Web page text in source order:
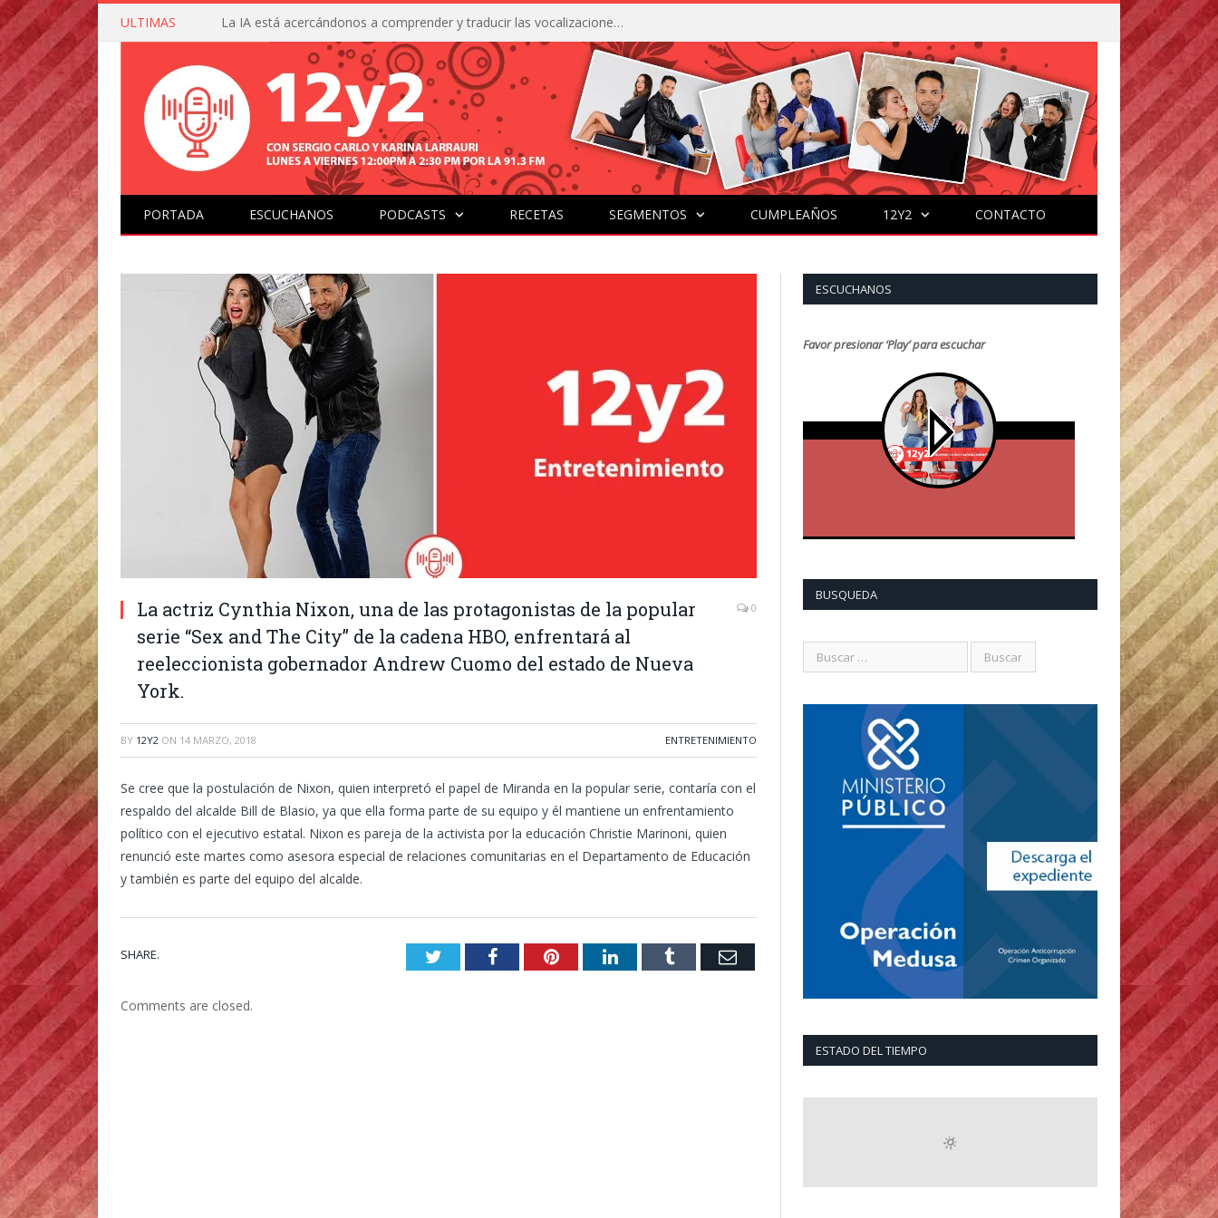
ULTIMAS La IA está acercándonos a comprender y traducir las vocalizaciones y comportamientos de nuestras mascotas
PORTADA ESCUCHANOS PODCASTS RECETAS SEGMENTOS CUMPLEAÑOS 12Y2 CONTACTO
La actriz Cynthia Nixon, una de las protagonistas de la popular
serie “Sex and The City” de la cadena HBO, enfrentará al
reeleccionista gobernador Andrew Cuomo del estado de Nueva
York.
0
BY 12Y2 ON 14 MARZO, 2018 ENTRETENIMIENTO
Se cree que la postulación de Nixon, quien interpretó el papel de Miranda en la popular serie, contaría con el
respaldo del alcalde Bill de Blasio, ya que ella forma parte de su equipo y él mantiene un enfrentamiento
político con el ejecutivo estatal. Nixon es pareja de la activista por la educación Christie Marinoni, quien
renunció este martes como asesora especial de relaciones comunitarias en el Departamento de Educación
y también es parte del equipo del alcalde.
SHARE. TwitterFacebookPinterestLinkedInTumblr Email
Comments are closed.
ESCUCHANOS
Favor presionar ‘Play’ para escuchar
BUSQUEDA
ESTADO DEL TIEMPO